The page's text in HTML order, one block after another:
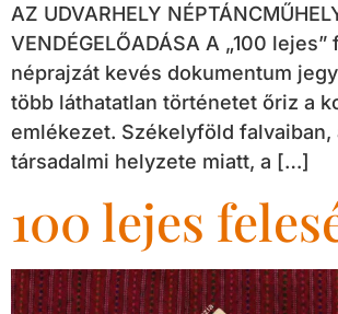
AZ UDVARHELY
VENDÉGELŐADÁSA A „100
néprajzát kevés dokumentum
több láthatatlan történetet őriz a
emlékezet. Székelyföld falvaiban,
társadalmi helyzete miatt, a […]
100 lejes